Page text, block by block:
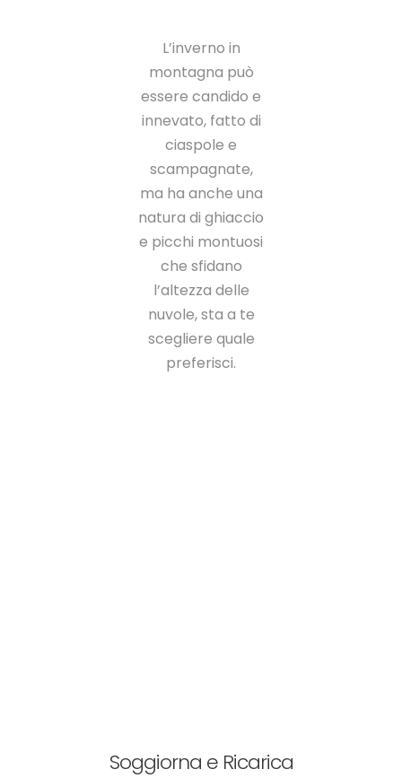
L’inverno in
montagna può
essere candido e
innevato, fatto di
ciaspole e
scampagnate,
ma ha anche una
natura di ghiaccio
e picchi montuosi
che sfidano
l’altezza delle
nuvole, sta a te
scegliere quale
preferisci.
Soggiorna e Ricarica